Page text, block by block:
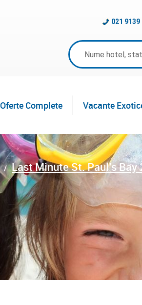
021 9139
Oferte Complete Vacante
Last Minute St. Paul’s Bay